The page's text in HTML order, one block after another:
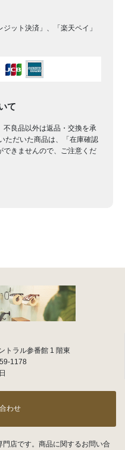
ット決済」、「楽天ペイ」
て
不良品以外は返品・交換を承
ただいた商品は、「在庫確認
できませんので、ご注意くだ
ラル参番館 1 階東
1178
わせ
店です。商品に関するお問い合